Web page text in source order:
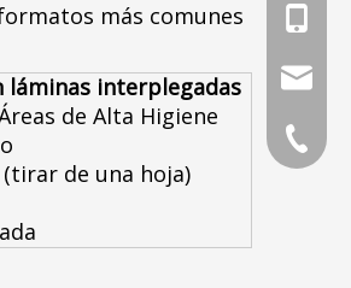
más comunes
láminas interplegadas
de Alta Higiene
de una hoja)